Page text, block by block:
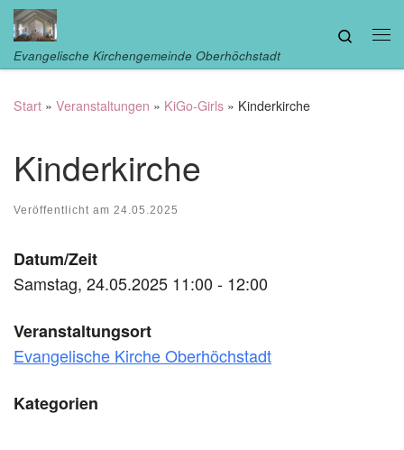
Zum Inhalt springen
Evangelische Kirchengemeinde Oberhöchstadt
Search
Start » Veranstaltungen » KiGo-Girls » Kinderkirche
Kinderkirche
Veröffentlicht am 24.05.2025
Datum/Zeit
Samstag, 24.05.2025 11:00 - 12:00
Veranstaltungsort
Evangelische Kirche Oberhöchstadt
Kategorien